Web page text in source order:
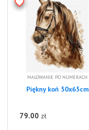
MALOWANIE PO NUMERACH
Piękny koń 50x65cm
79.00 zł